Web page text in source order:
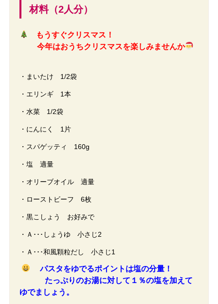
材料（2人分）
もうすぐクリスマス！
今年はおうちクリスマスを楽しみませんか
・まいたけ 1/2袋
・エリンギ 1本
・水菜 1/2袋
・にんにく 1片
・スパゲッティ 160g
・塩 適量
・オリーブオイル 適量
・ローストビーフ 6枚
・黒こしょう お好みで
・Ａ･･･しょうゆ 小さじ2
・Ａ･･･和風顆粒だし 小さじ1
パスタをゆでるポイントは塩の分量！
たっぷりのお湯に対して１％の塩を加えて
ゆでましょう。